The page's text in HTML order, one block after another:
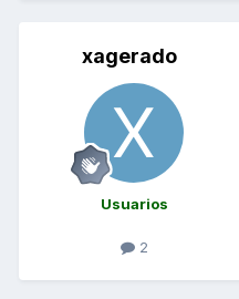
xagerado
Usuarios
2